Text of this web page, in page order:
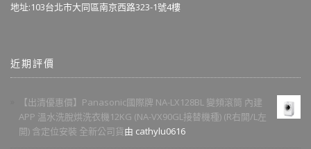
地址:103台北市大同區南京西路323-1號4樓
近期評價
【出清優惠價】Panasonic國際牌 NA-LX128BL 變頻滾筒 內建
APP 溫水洗脫烘洗衣機12KG (NA-VX90GL接替機種) (R右開/L左
開) 含定位安裝 全新公司貨由 cathylu0616